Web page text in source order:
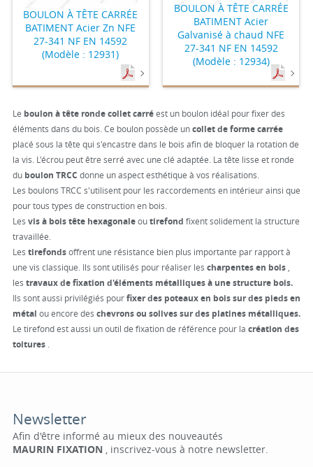
BOULON À TÊTE CARRÉE
BATIMENT Acier Zn NFE
27-341 NF EN 14592
(Modèle : 12931)
BOULON À TÊTE CARRÉE
BATIMENT Acier
Galvanisé à chaud NFE
27-341 NF EN 14592
(Modèle : 12934)
Le boulon à tête ronde collet carréest un boulon idéal pour fixer des
éléments dans du bois. Ce boulon possède uncollet de forme carrée
placé sous la tête qui s'encastre dans le bois afin de bloquer la rotation de
la vis. L'écrou peut être serré avec une clé adaptée. La tête lisse et ronde
du boulon TRCC donne un aspect esthétique à vos réalisations.
Les boulons TRCC s'utilisent pour les raccordements en intérieur ainsi que
pour tous types de construction en bois.
Les vis à bois tête hexagonaleoutirefond fixent solidement la structure
travaillée.
Les tirefondsoffrent une résistance bien plus importante par rapport à
une vis classique. Ils sont utilisés pour réaliser les charpentes en bois,
les travaux de fixation d'éléments métalliques à une structure bois.
Ils sont aussi privilégiés pourfixer des poteaux en bois sur des pieds en
métal ou encore des chevrons ou solives sur des platines métalliques.
Le tirefond est aussi un outil de fixation de référence pour la création des
toitures.
Newsletter
Afin d'être informé au mieux des nouveautés
MAURIN FIXATION , inscrivez-vous à notre newsletter.